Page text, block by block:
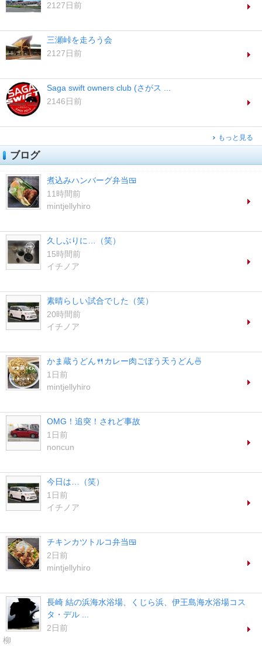
2127日前
三瀬峠を走ろう会
2127日前
Saga swift owners club (さがス ...
2146日前
もっと見る
ブログ
煮込みハンバーグ弁当🍱
11時間前
mintjellyhiro
久しぶりに…（笑）
15時間前
イチノア
素晴らしい試合でした（笑）
20時間前
イチノア
かま蔵うどん🍴カレー肉ごぼう天うどん🍜
1日前
mintjellyhiro
OMG！追突！されど事故
1日前
noncun
今日は…（笑）
1日前
イチノア
チキンカツトルコ弁当🍱
2日前
mintjellyhiro
長崎 結の浜海水浴場、くじら浜、伊王島海水浴場コス
タ・デル ...
2日前
柳